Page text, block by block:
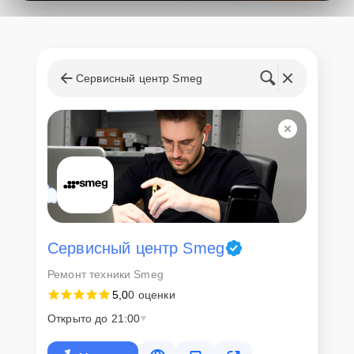
запчастей
Для всех клиентов действуют демократичные и фиксированные
цены. Конечная стоимость работ обсуждается с клиентом и не в
коем случае не может измениться в процессе работ. Сервис не
навязывает клиентам дополнительные услуги и не
предусматривает скрытые платежи. Рассчитать предварительную
стоимость ремонта можно с помощью нашегоКалькулятора
Скорость диагностики и
ремонта
Наша компания ценит время клиентов и понимает важность
оперативного решения любых вопросов. В среднем, ремонт
клиент сможет забрать свой гаджет в этот же день. При
Сервисный центр Smeg
Сервисный центр Smeg
Ремонт техники Smeg
5,00 оценки
Открыто до 21:00